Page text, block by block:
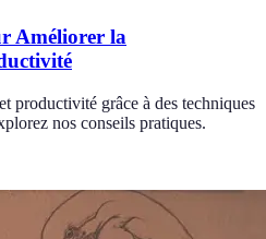
Améliorer la
productivité grâce à des techniques
nos conseils pratiques.